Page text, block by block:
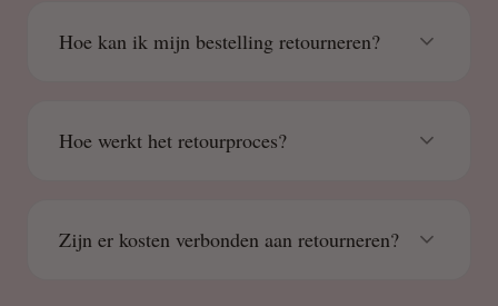
Hoe kan ik mijn bestelling retourneren?
Hoe werkt het retourproces?
Zijn er kosten verbonden aan retourneren?